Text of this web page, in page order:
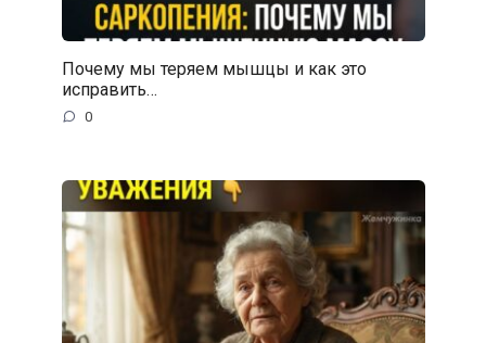
Почему мы теряем мышцы и как это
исправить…
0